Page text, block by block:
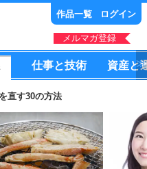
作品一覧 ログイン
メルマガ登録
仕事と技術 資産と
直す30の方法